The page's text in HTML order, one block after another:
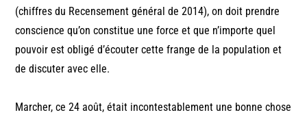
(chiffres du Recensement général de 2014), on doit prendre
conscience qu’on constitue une force et que n’importe quel
pouvoir est obligé d’écouter cette frange de la population et
de discuter avec elle.
Marcher, ce 24 août, était incontestablement une bonne chose